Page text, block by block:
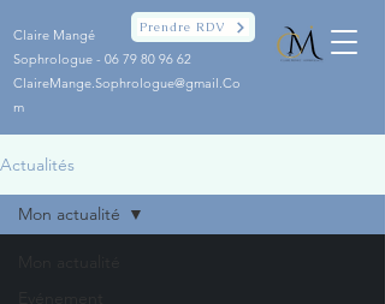
Claire Mangé
Sophrologue - 06 79 80 96 62
ClaireMange.Sophrologue@gmail.Co
m
Prendre RDV
Actualités
Mon actualité